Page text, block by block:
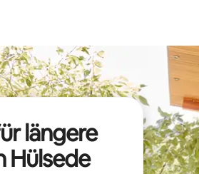
längere
Hülsede